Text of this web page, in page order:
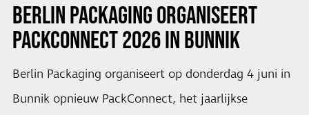
BERLIN PACKAGING ORGANISEERT
PACKCONNECT 2026 IN BUNNIK
Berlin Packaging organiseert op donderdag 4 juni in
Bunnik opnieuw PackConnect, het jaarlijkse